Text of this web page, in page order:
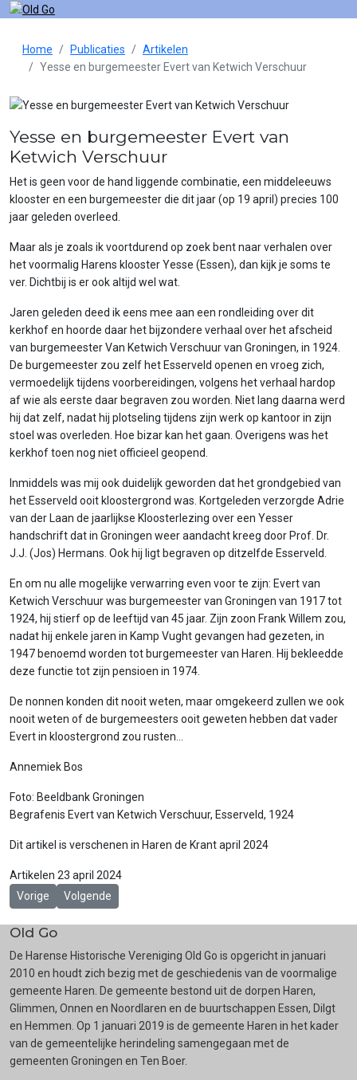
Home Publicaties
Artikelen
Yesse en burgemeester Evert van Ketwich Verschuur
Yesse en burgemeester Evert van
Ketwich Verschuur
Het is geen voor de hand liggende combinatie, een middeleeuws
klooster en een burgemeester die dit jaar (op 19 april) precies 100
jaar geleden overleed.
Maar als je zoals ik voortdurend op zoek bent naar verhalen over
het voormalig Harens klooster Yesse (Essen), dan kijk je soms te
ver. Dichtbij is er ook altijd wel wat.
Jaren geleden deed ik eens mee aan een rondleiding over dit
kerkhof en hoorde daar het bijzondere verhaal over het afscheid
van burgemeester Van Ketwich Verschuur van Groningen, in 1924.
De burgemeester zou zelf het Esserveld openen en vroeg zich,
vermoedelijk tijdens voorbereidingen, volgens het verhaal hardop
af wie als eerste daar begraven zou worden. Niet lang daarna werd
hij dat zelf, nadat hij plotseling tijdens zijn werk op kantoor in zijn
stoel was overleden. Hoe bizar kan het gaan. Overigens was het
kerkhof toen nog niet officieel geopend.
Inmiddels was mij ook duidelijk geworden dat het grondgebied van
het Esserveld ooit kloostergrond was. Kortgeleden verzorgde Adrie
van der Laan de jaarlijkse Kloosterlezing over een Yesser
handschrift dat in Groningen weer aandacht kreeg door Prof. Dr.
J.J. (Jos) Hermans. Ook hij ligt begraven op ditzelfde Esserveld.
En om nu alle mogelijke verwarring even voor te zijn: Evert van
Ketwich Verschuur was burgemeester van Groningen van 1917 tot
1924, hij stierf op de leeftijd van 45 jaar. Zijn zoon Frank Willem zou,
nadat hij enkele jaren in Kamp Vught gevangen had gezeten, in
1947 benoemd worden tot burgemeester van Haren. Hij bekleedde
deze functie tot zijn pensioen in 1974.
De nonnen konden dit nooit weten, maar omgekeerd zullen we ook
nooit weten of de burgemeesters ooit geweten hebben dat vader
Evert in kloostergrond zou rusten…
Annemiek Bos
Foto: Beeldbank Groningen
Begrafenis Evert van Ketwich Verschuur, Esserveld, 1924
Dit artikel is verschenen in Haren de Krant april 2024
Artikelen 23 april 2024
Vorig artikel: Wat moest de gemeente met Glimmens rioolwater?
Vorige Volgende artikel: Huize De Kooikamp te Glimmen
Volgende
Old Go
De Harense Historische Vereniging Old Go is opgericht in januari
2010 en houdt zich bezig met de geschiedenis van de voormalige
gemeente Haren. De gemeente bestond uit de dorpen Haren,
Glimmen, Onnen en Noordlaren en de buurtschappen Essen, Dilgt
en Hemmen. Op 1 januari 2019 is de gemeente Haren in het kader
van de gemeentelijke herindeling samengegaan met de
gemeenten Groningen en Ten Boer.